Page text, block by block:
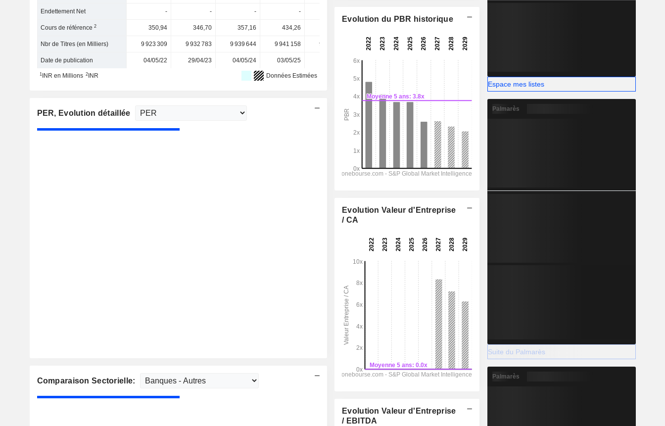
Endettement Net - - - -
Cours de référence2 350,94 346,70 357,16 434,26
Nbr de Titres (en Milliers) 9 923 309 9 932 783 9 939 644 9 941 158 9 946 465 9 947 371
Date de publication 04/05/22 29/04/23 04/05/24 03/05/25 -
1INR en Millions 2INR Données Estimées
PER, Evolution détaillée
Comparaison Sectorielle:
Evolution du PBR historique
Evolution Valeur d'Entreprise
/ CA
Evolution Valeur d'Entreprise
/ EBITDA
Espace mes listes
Palmarès
Suite du Palmarès
Palmarès